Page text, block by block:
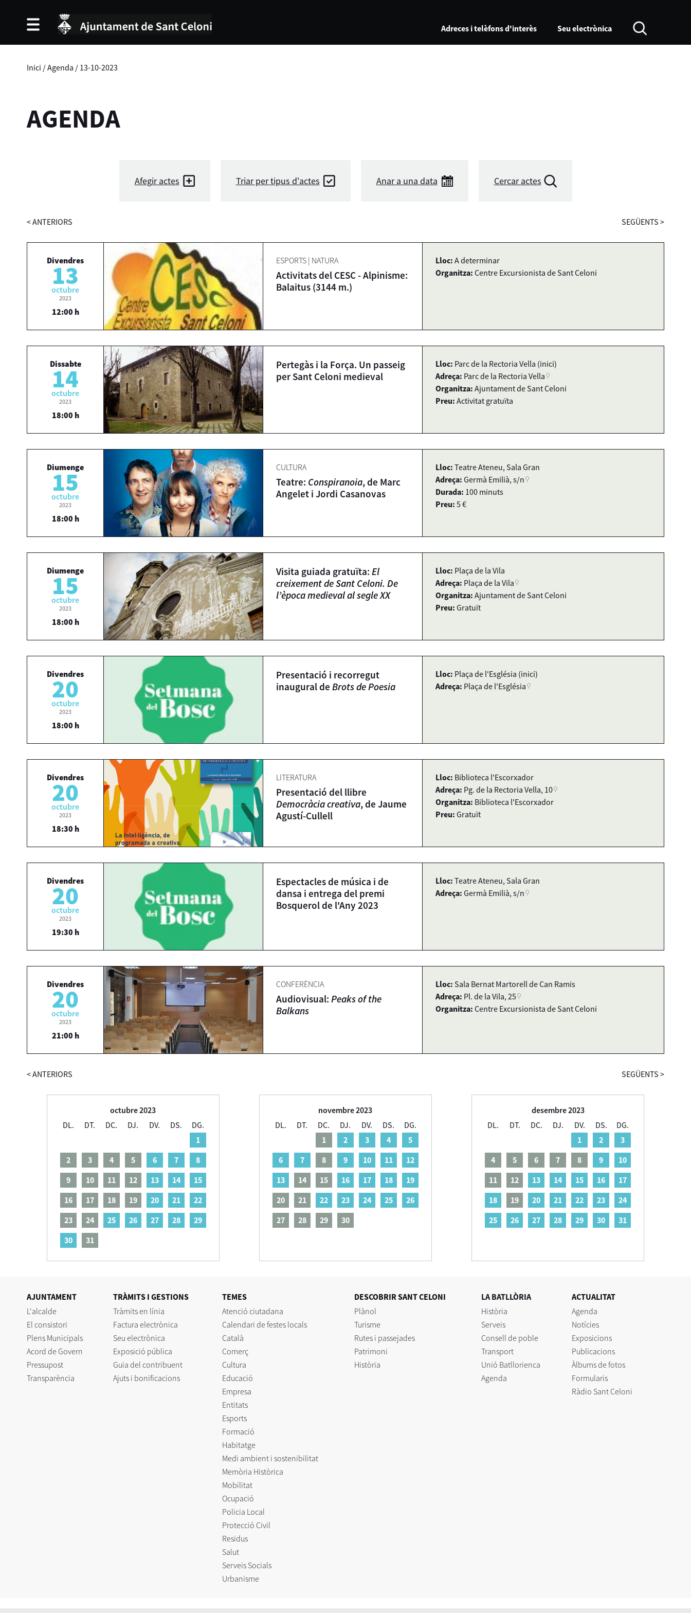
Adreces i telèfons d'interès Seu electrònica
Inici /Agenda / 13-10-2023
AGENDA
Afegir actes Triar per tipus d'actes Anar a una data Cercar actes
<ANTERIORS SEGÜENTS >
Divendres
13
octubre
2023
12:00 h
ESPORTS | NATURA
Activitats del CESC - Alpinisme:
Balaitus (3144 m.)
Lloc: A determinar
Organitza: Centre Excursionista de Sant Celoni
Dissabte
14
octubre
2023
18:00 h
Pertegàs i la Força. Un passeig
per Sant Celoni medieval
Lloc: Parc de la Rectoria Vella (inici)
Adreça: Parc de la Rectoria Vella
Organitza: Ajuntament de Sant Celoni
Preu: Activitat gratuïta
Diumenge
15
octubre
2023
18:00 h
CULTURA
Teatre: Conspiranoia, de Marc
Angelet i Jordi Casanovas
Lloc: Teatre Ateneu, Sala Gran
Adreça: Germà Emilià, s/n
Durada: 100 minuts
Preu: 5 €
Diumenge
15
octubre
2023
18:00 h
Visita guiada gratuïta: El
creixement de Sant Celoni. De
l’època medieval al segle XX
Lloc: Plaça de la Vila
Adreça: Plaça de la Vila
Organitza: Ajuntament de Sant Celoni
Preu: Gratuït
Divendres
20
octubre
2023
18:00 h
Presentació i recorregut
inaugural de Brots de Poesia
Lloc: Plaça de l'Església (inici)
Adreça: Plaça de l'Església
Divendres
20
octubre
2023
18:30 h
LITERATURA
Presentació del llibre
Democràcia creativa, de Jaume
Agustí-Cullell
Lloc: Biblioteca l'Escorxador
Adreça: Pg. de la Rectoria Vella, 10
Organitza: Biblioteca l'Escorxador
Preu: Gratuït
Divendres
20
octubre
2023
19:30 h
Espectacles de música i de
dansa i entrega del premi
Bosquerol de l'Any 2023
Lloc: Teatre Ateneu, Sala Gran
Adreça: Germà Emilià, s/n
Divendres
20
octubre
2023
21:00 h
CONFERÈNCIA
Audiovisual: Peaks of the
Balkans
Lloc: Sala Bernat Martorell de Can Ramis
Adreça: Pl. de la Vila, 25
Organitza: Centre Excursionista de Sant Celoni
<ANTERIORS SEGÜENTS >
octubre 2023
DL.
DT. DC. DJ. DV. DS.
DG.
1
2
3 4 5 6 7
8
9
10 11 12 13 14
15
16
17 18 19 20 21
22
23
24 25 26 27 28
29
30
31
novembre 2023
DL.
DT. DC. DJ. DV. DS.
DG.
1
2 3 4
5
6
7 8 9 10 11
12
13
14 15 16 17 18
19
20
21 22 23 24 25
26
27
28 29 30
desembre 2023
DL.
DT. DC. DJ. DV. DS.
DG.
1
2
3
4
5 6 7 8 9
10
11
12 13 14 15 16
17
18
19 20 21 22 23
24
25
26 27 28 29 30 31
AJUNTAMENT
L'alcalde
El consistori
Plens Municipals
Acord de Govern
Pressupost
Transparència
TRÀMITS I GESTIONS
Tràmits en línia
Factura electrònica
Seu electrònica
Exposició pública
Guia del contribuent
Ajuts i bonificacions
TEMES
Atenció ciutadana
Calendari de festes locals
Català
Comerç
Cultura
Educació
Empresa
Entitats
Esports
Formació
Habitatge
Medi ambient i sostenibilitat
Memòria Històrica
Mobilitat
Ocupació
Policia Local
Protecció Civil
Residus
Salut
Serveis Socials
Urbanisme
DESCOBRIR SANT CELONI
Plànol
Turisme
Rutes i passejades
Patrimoni
Història
LA BATLLÒRIA
Història
Serveis
Consell de poble
Transport
Unió Batllorienca
Agenda
ACTUALITAT
Agenda
Notícies
Exposicions
Publicacions
Àlbums de fotos
Formularis
Ràdio Sant Celoni